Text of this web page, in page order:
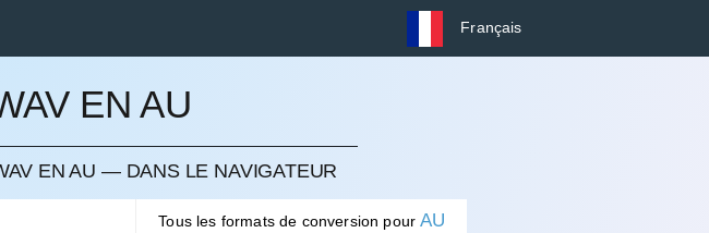
Français
EN AU
EN AU — DANS LE NAVIGATEUR
Tous les formats de conversion pourAU